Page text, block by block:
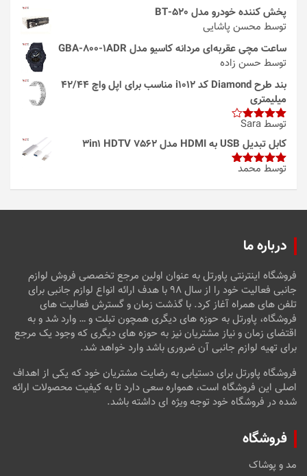
پخش کننده خودرو مدل 520-BT
توسط محسن پاشایی
ساعت مچی عقربه‌ای مردانه کاسیو مدل GBA-800-1ADR
توسط حسن زاده
بند طرح Diamond کد i1012 مناسب برای اپل واچ 42/44
میلیمتری
امتیاز4
از 5
توسط Sara
کابل تبدیل USB به HDMI مدل 3in1 HDTV 7562
امتیاز5از
توسط محمد
درباره ما
فروشگاه اینترنتی پاورتل به عنوان اولین مرجع تخصصی فروش لوازم
جانبی فعالیت خود را از سال ۹۸ با هدف ارائه انواع لوازم جانبی برای
تلفن های همراه آغاز کرد. با گذشت زمان و گسترش فعالیت های
فروشگاه، پاورتل به حوزه های دیگری همچون تبلت و … وارد شد و به
اقتضای زمان و نیاز مشتریان نیز به حوزه های دیگری که وجود یک مرجع
برای تهیه لوازم جانبی آن ضروری باشد وارد خواهد شد.
فروشگاه پاورتل برای دستیابی به رضایت مشتریان خود که یکی از اهداف
اصلی این فروشگاه است، همواره سعی دارد تا به کیفیت محصولات ارائه
شده در فروشگاه خود توجه ویژه ای داشته باشد.
فروشگاه
مد و پوشاک